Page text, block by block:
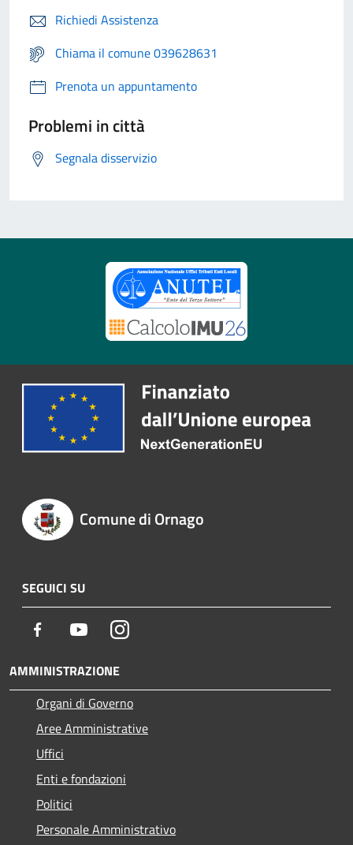
Richiedi Assistenza
Chiama il comune 039628631
Prenota un appuntamento
Problemi in città
Segnala disservizio
Comune di Ornago
SEGUICI SU
Facebook YoutubeInstagram
AMMINISTRAZIONE
Organi di Governo
Aree Amministrative
Uffici
Enti e fondazioni
Politici
Personale Amministrativo